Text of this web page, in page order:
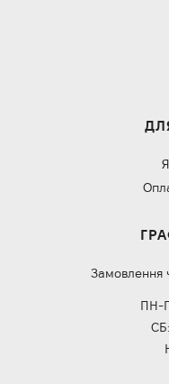
Замовлення
ПН-